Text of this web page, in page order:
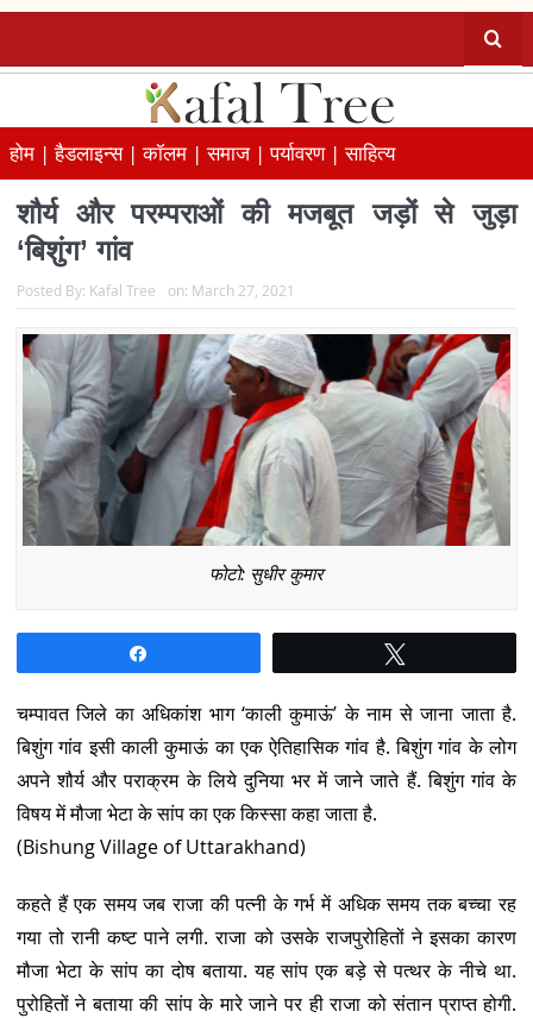
होम |हैडलाइन्स |कॉलम |समाज |पर्यावरण |साहित्य
शौर्य और परम्पराओं की मजबूत जड़ों से जुड़ा
‘बिशुंग’ गांव
Posted By: Kafal Tree on: March 27, 2021
फोटो: सुधीर कुमार
चम्पावत जिले का अधिकांश भाग ‘काली कुमाऊं’ के नाम से जाना जाता है.
बिशुंग गांव इसी काली कुमाऊं का एक ऐतिहासिक गांव है. बिशुंग गांव के लोग
अपने शौर्य और पराक्रम के लिये दुनिया भर में जाने जाते हैं. बिशुंग गांव के
विषय में मौजा भेटा के सांप का एक किस्सा कहा जाता है.
(Bishung Village of Uttarakhand)
कहते हैं एक समय जब राजा की पत्नी के गर्भ में अधिक समय तक बच्चा रह
गया तो रानी कष्ट पाने लगी. राजा को उसके राजपुरोहितों ने इसका कारण
मौजा भेटा के सांप का दोष बताया. यह सांप एक बड़े से पत्थर के नीचे था.
पुरोहितों ने बताया की सांप के मारे जाने पर ही राजा को संतान प्राप्त होगी.